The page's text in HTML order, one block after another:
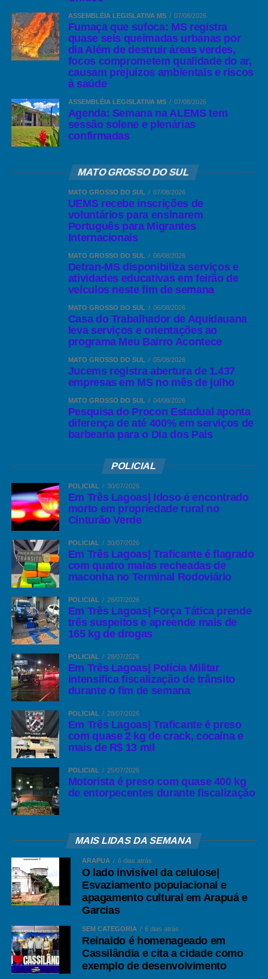
Comentários Facebook
ASSEMBLÉIA LEGISLATIVA MS 07/08/2026
Fumaça que sufoca: MS registra
quase seis queimadas urbanas por
dia Além de destruir áreas verdes,
focos comprometem qualidade do ar,
causam prejuízos ambientais e riscos
à saúde
ASSEMBLÉIA LEGISLATIVA MS 07/08/2026
Agenda: Semana na ALEMS tem
sessão solene e plenárias
confirmadas
MATO GROSSO DO SUL
MATO GROSSO DO SUL 07/08/2026
UEMS recebe inscrições de
voluntários para ensinarem
Português para Migrantes
Internacionais
MATO GROSSO DO SUL 06/08/2026
Detran-MS disponibiliza serviços e
atividades educativas em feirão de
veículos neste fim de semana
MATO GROSSO DO SUL 06/08/2026
Casa do Trabalhador de Aquidauana
leva serviços e orientações ao
programa Meu Bairro Acontece
MATO GROSSO DO SUL 05/08/2026
Jucems registra abertura de 1.437
empresas em MS no mês de julho
MATO GROSSO DO SUL 04/08/2026
Pesquisa do Procon Estadual aponta
diferença de até 400% em serviços de
barbearia para o Dia dos Pais
POLICIAL
POLICIAL 30/07/2026
Em Três Lagoas| Idoso é encontrado
morto em propriedade rural no
Cinturão Verde
POLICIAL 30/07/2026
Em Três Lagoas| Traficante é flagrado
com quatro malas recheadas de
maconha no Terminal Rodoviário
POLICIAL 28/07/2026
Em Três Lagoas| Força Tática prende
três suspeitos e apreende mais de
165 kg de drogas
POLICIAL 28/07/2026
Em Três Lagoas| Polícia Militar
intensifica fiscalização de trânsito
durante o fim de semana
POLICIAL 28/07/2026
Em Três Lagoas| Traficante é preso
com quase 2 kg de crack, cocaína e
mais de R$ 13 mil
POLICIAL 25/07/2026
Motorista é preso com quase 400 kg
de entorpecentes durante fiscalização
MAIS LIDAS DA SEMANA
ARAPUÁ 6 dias atrás
O lado invisível da celulose|
Esvaziamento populacional e
apagamento cultural em Arapuá e
Garcias
SEM CATEGORIA 6 dias atrás
Reinaldo é homenageado em
Cassilândia e cita a cidade como
exemplo de desenvolvimento